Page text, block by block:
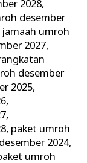
2028,
desember
jamaah umroh
2027,
desember
2025,
,
,
, paket umroh
2024,
umroh